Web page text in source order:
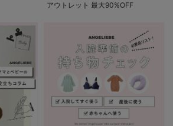
アウトレット 最大90%OFF